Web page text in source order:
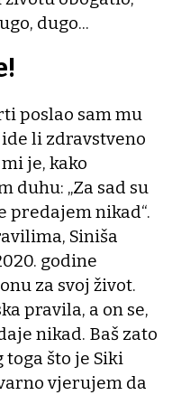
dugo...
poslao sam mu
li zdravstveno
je, kako
duhu: „Za sad su
predajem nikad“.
Siniša
godine
za svoj život.
pravila, a on se,
nikad. Baš zato
što je Siki
vjerujem da